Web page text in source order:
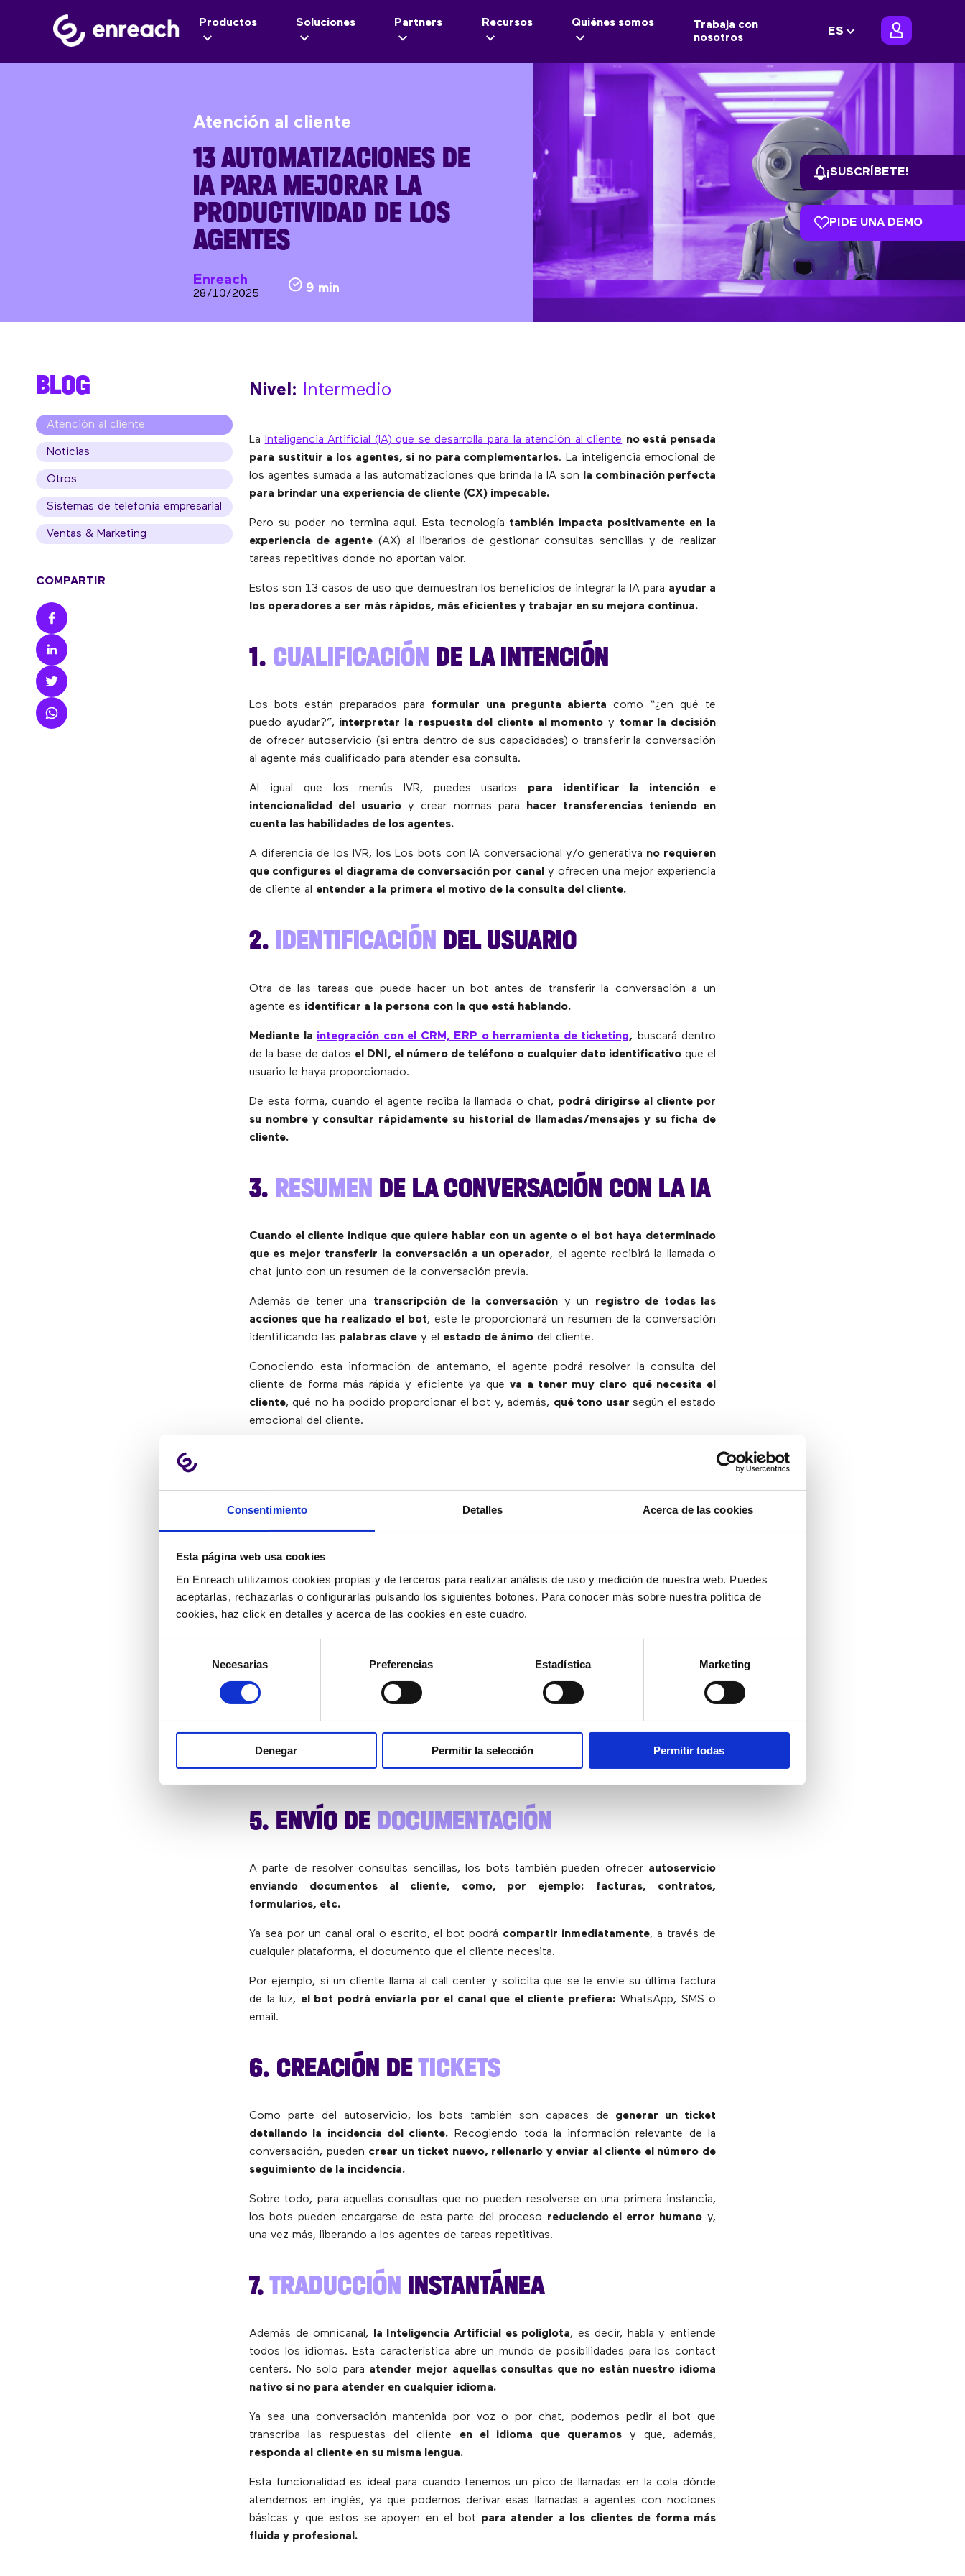
Consentimiento Detalles Acerca de las cookies
Esta página web usa cookies
En Enreach utilizamos cookies propias y de terceros para realizar análisis de uso y medición de nuestra web. Puedes
aceptarlas, rechazarlas o configurarlas pulsando los siguientes botones. Para conocer más sobre nuestra política de
cookies, haz click en detalles y acerca de las cookies en este cuadro.
consentimiento
Necesarias Preferencias Estadística Marketing
Denegar Permitir la selección Permitir todas
Productos Soluciones Partners Recursos Quiénes somos
Trabaja con
nosotros
ES
Atención al cliente
13 AUTOMATIZACIONES DE
IA PARA MEJORAR LA
PRODUCTIVIDAD DE LOS
AGENTES
Enreach
28/10/2025 9 min
Nivel: Intermedio
La Inteligencia Artificial (IA) que se desarrolla para la atención al cliente no está pensada
para sustituir a los agentes, si no para complementarlos. La inteligencia emocional de
los agentes sumada a las automatizaciones que brinda la IA son
la combinación perfecta
para brindar una experiencia de cliente (CX) impecable.
Pero su poder no termina aquí. Esta tecnología también impacta positivamente en la
experiencia de agente(AX) al liberarlos de gestionar consultas sencillas y de realizar
tareas repetitivas donde no aportan valor.
Estos son 13 casos de uso que demuestran los beneficios de integrar la IA para ayudar a
los operadores a ser más rápidos, más eficientes y trabajar en su mejora continua.
1. CUALIFICACIÓN DE LA INTENCIÓN
Los bots están preparados para formular una pregunta abierta como “¿en qué te
puedo ayudar?”, interpretar la respuesta del cliente al momento y tomar la decisión
de ofrecer autoservicio (si entra dentro de sus capacidades) o transferir la conversación
al agente más cualificado para atender esa consulta.
Al igual que los menús IVR, puedes usarlos para identificar la intención e
intencionalidad del usuarioy crear normas para
hacer transferencias teniendo en
cuenta las habilidades de los agentes.
A diferencia de los IVR, los Los bots con IA conversacional y/o generativa no requieren
que configures el diagrama de conversación por canal
y ofrecen una mejor experiencia
de cliente al entender a la primera el motivo de la consulta del cliente.
2. IDENTIFICACIÓN DEL USUARIO
Otra de las tareas que puede hacer un bot antes de transferir la conversación a un
agente es identificar a la persona con la que está hablando.
Mediante la integración con el CRM, ERP o herramienta de ticketing, buscará dentro
de la base de datos el DNI, el número de teléfono o cualquier dato identificativo que el
usuario le haya proporcionado.
De esta forma, cuando el agente reciba la llamada o chat, podrá dirigirse al cliente por
su nombre y consultar rápidamente su historial de llamadas/mensajes y su ficha de
cliente.
3. RESUMEN DE LA CONVERSACIÓN CON LA IA
Cuando el cliente indique que quiere hablar con un agente o el bot haya determinado
que es mejor transferir la conversación a un operador, el agente recibirá la llamada o
chat junto con un resumen de la conversación previa.
Además de tener una transcripción de la conversación y un registro de todas las
acciones que ha realizado el bot, este le proporcionará un resumen de la conversación
identificando las palabras clave y el estado de ánimo del cliente.
Conociendo esta información de antemano, el agente podrá resolver la consulta del
cliente de forma más rápida y eficiente ya queva a tener muy claro qué necesita el
cliente, qué no ha podido proporcionar el bot y, además, qué tono usarsegún el estado
emocional del cliente.
resolución del problema.
4.RESOLUCIÓN
Según un estudio que hemos realizado recientementelos bots pueden encargarse de
resolver hasta un 80% de las consultas sencillasde un contact center.
resolver una
incidencia técnicaque aparece en un manual de instrucciones,
restablecer
una contraseña
recomendar una línea de crédito
responder este tipo de llamadas o mensajesbrindándoles más tiempo para resolver
consultas que requieran inteligencia emocional o atender a aquellos clientes con
necesidades especiales.
5. ENVÍO DEDOCUMENTACIÓN
A parte de resolver consultas sencillas, los bots también pueden ofrecer autoservicio
enviando documentos al cliente, como, por ejemplo: facturas, contratos,
formularios, etc.
Ya sea por un canal oral o escrito, el bot podrá compartir inmediatamente, a través de
cualquier plataforma, el documento que el cliente necesita.
Por ejemplo, si un cliente llama al call center y solicita que se le envíe su última factura
de la luz, el bot podrá enviarla por el canal que el cliente prefiera: WhatsApp, SMS o
email.
6. CREACIÓN DETICKETS
Como parte del autoservicio, los bots también son capaces de generar un ticket
detallando la incidencia del cliente. Recogiendo toda la información relevante de la
conversación, pueden crear un ticket nuevo, rellenarlo y enviar al cliente el número de
seguimiento de la incidencia.
Sobre todo, para aquellas consultas que no pueden resolverse en una primera instancia,
los bots pueden encargarse de esta parte del proceso reduciendo el error humano y,
una vez más, liberando a los agentes de tareas repetitivas.
7.TRADUCCIÓN INSTANTÁNEA
Además de omnicanal, la Inteligencia Artificial es políglota, es decir, habla y entiende
todos los idiomas. Esta característica abre un mundo de posibilidades para los contact
centers. No solo para atender mejor aquellas consultas que no están nuestro idioma
nativo si no para atender en cualquier idioma.
Ya sea una conversación mantenida por voz o por chat, podemos pedir al bot que
transcriba las respuestas del cliente en el idioma que queramos y que, además,
responda al cliente en su misma lengua.
Esta funcionalidad es ideal para cuando tenemos un pico de llamadas en la cola dónde
atendemos en inglés, ya que podemos derivar esas llamadas a agentes con nociones
básicas y que estos se apoyen en el bot para atender a los clientes de forma más
fluida y profesional.
BLOG
Atención al cliente
Noticias
Otros
Sistemas de telefonía empresarial
Ventas & Marketing
COMPARTIR
¡SUSCRÍBETE!
PIDE UNA DEMO